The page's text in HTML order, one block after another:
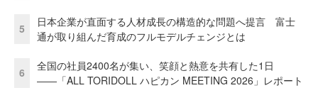
5
日本企業が直面する人材成長の構造的な問題へ提言 富士
通が取り組んだ育成のフルモデルチェンジとは
6
全国の社員2400名が集い、笑顔と熱意を共有した1日
――「ALL TORIDOLL ハピカン MEETING 2026」レポート